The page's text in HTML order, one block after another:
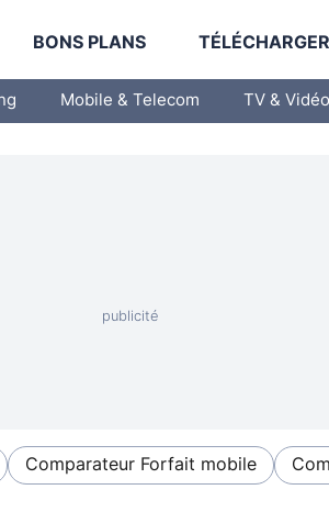
BONS PLANS
Mobile & Telecom TV & Vidéo
Comparateur Forfait mobile